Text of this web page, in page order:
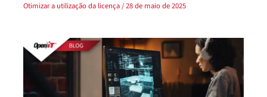
Otimizar a utilização da licença/28 de maio de 2025